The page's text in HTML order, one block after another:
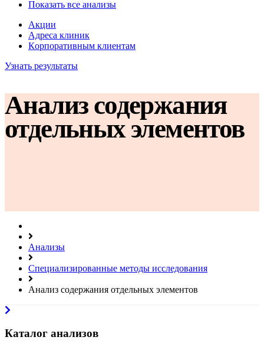
Показать все анализы
Акции
Адреса клиник
Кoрпоративным клиентам
Узнать результаты
Анализ содержания
отдельных элементов
Анализы
Специализированные методы исследования
Анализ содержания отдельных элементов
Каталог анализов